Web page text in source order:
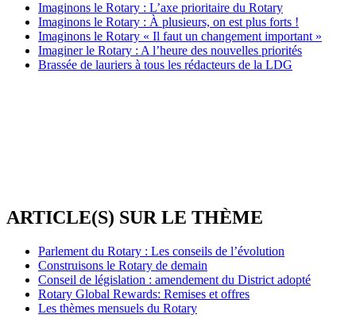
Imaginons le Rotary : L’axe prioritaire du Rotary
Imaginons le Rotary : À plusieurs, on est plus forts !
Imaginons le Rotary « Il faut un changement important »
Imaginer le Rotary : A l’heure des nouvelles priorités
Brassée de lauriers à tous les rédacteurs de la LDG
ARTICLE(S) SUR LE THÈME
Parlement du Rotary : Les conseils de l’évolution
Construisons le Rotary de demain
Conseil de législation : amendement du District adopté
Rotary Global Rewards: Remises et offres
Les thèmes mensuels du Rotary